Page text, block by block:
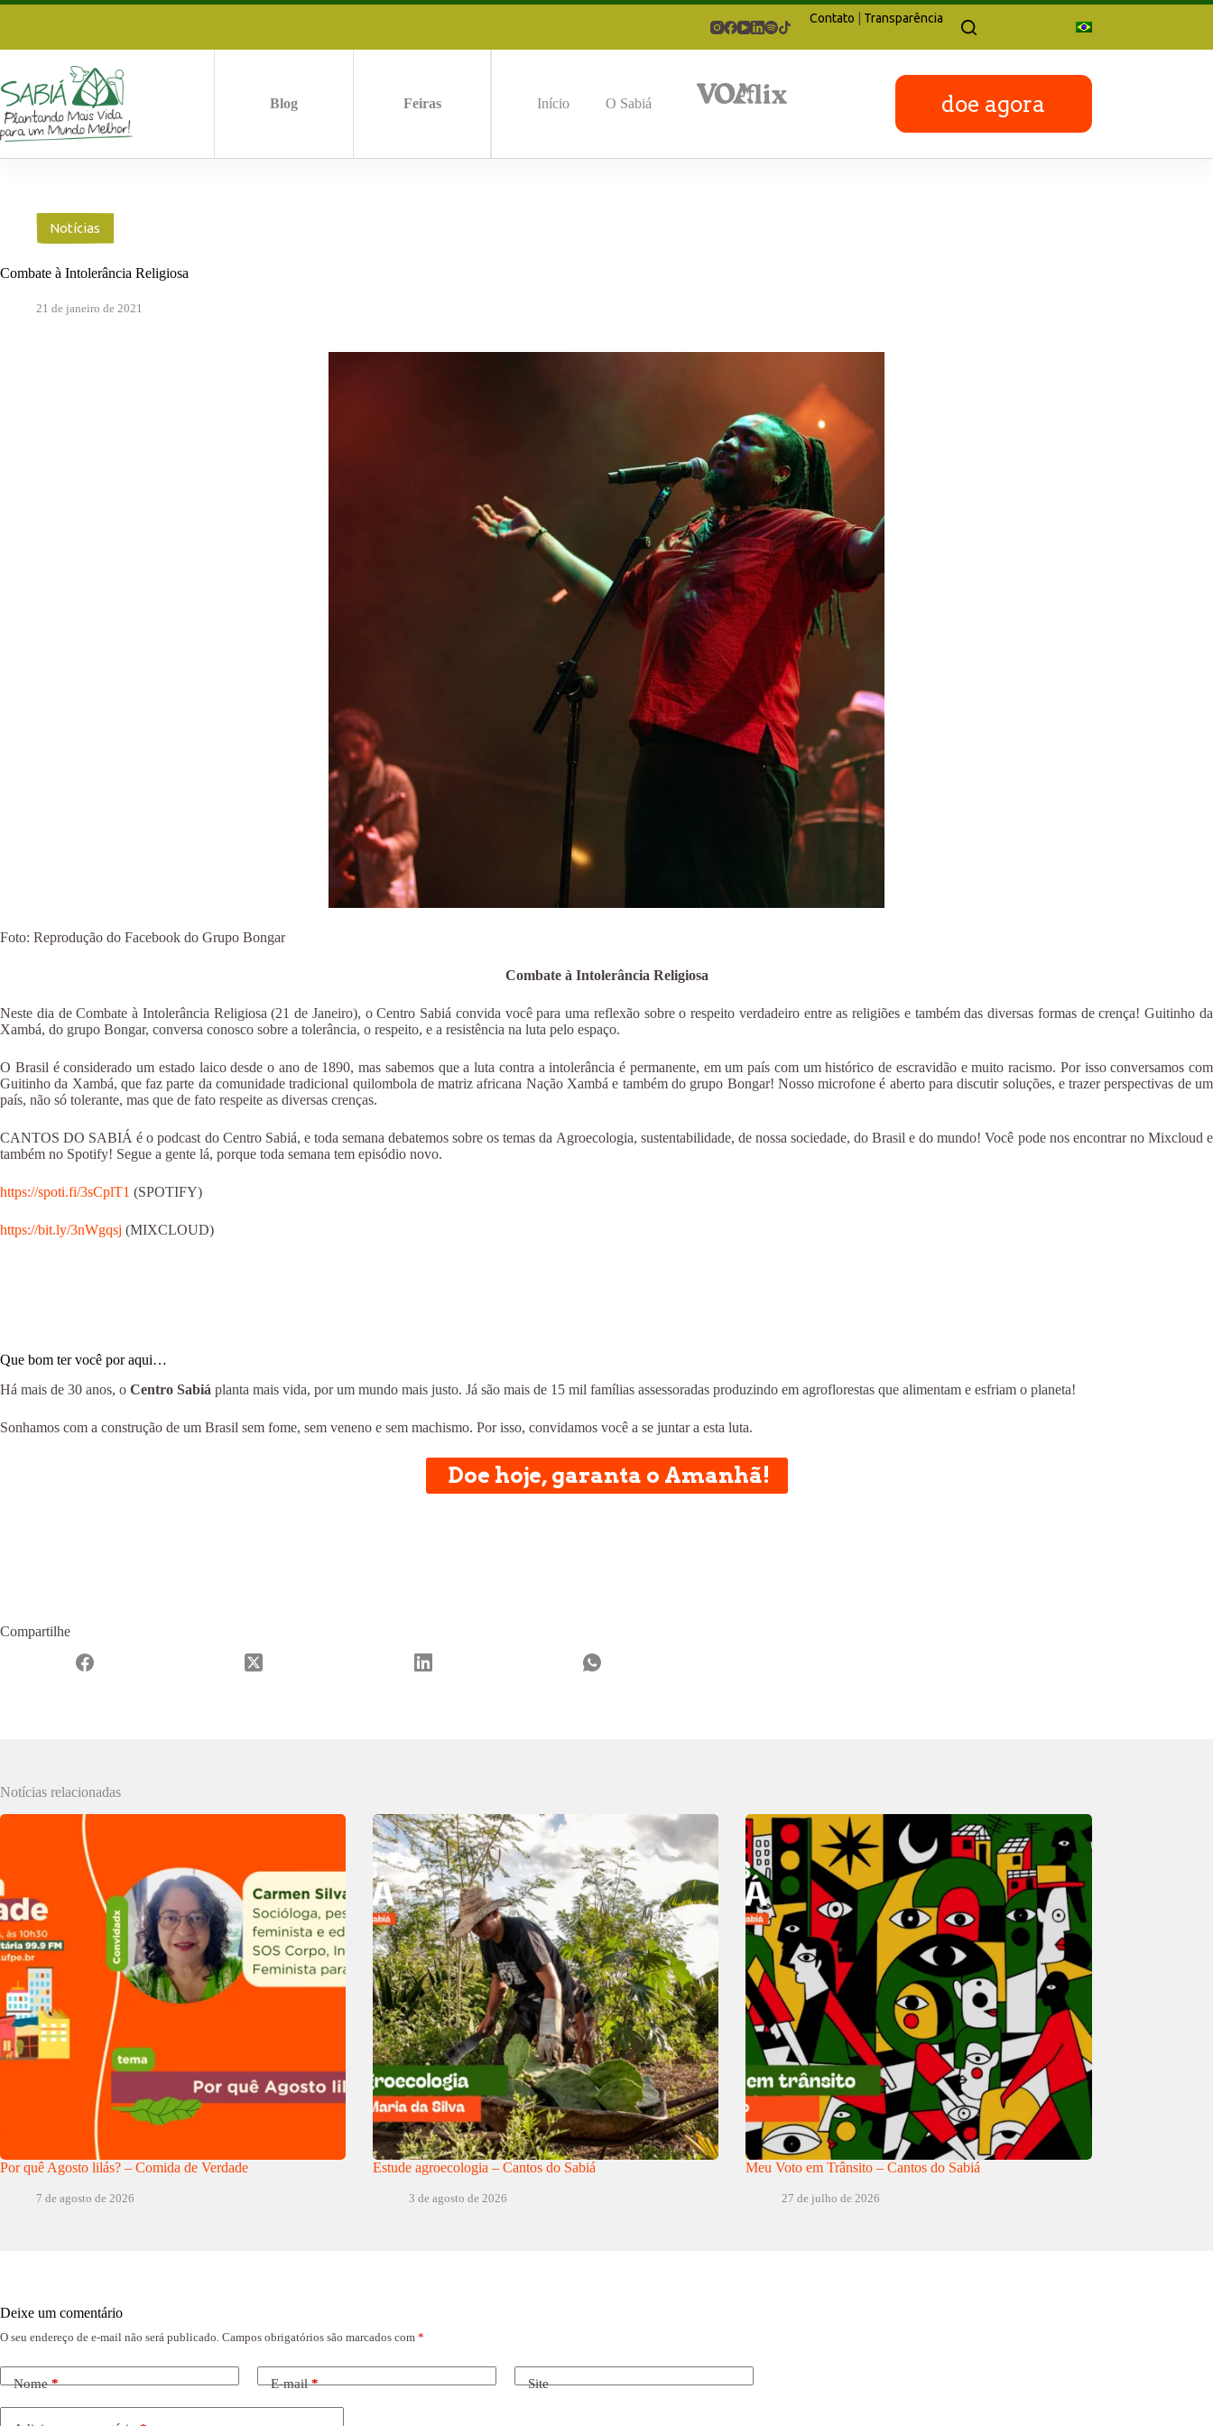
Pular
Contato | Transparência
Blog Feiras Início O Sabiá doe agora
Notícias
Combate à Intolerância Religiosa
21 de janeiro de 2021
Foto: Reprodução do Facebook do Grupo Bongar
Combate à Intolerância Religiosa
Neste dia de Combate à Intolerância Religiosa (21 de Janeiro), o Centro Sabiá convida você para uma reflexão sobre o respeito verdadeiro entre as religiões e também das diversas formas de crença! Guitinho da
Xambá, do grupo Bongar, conversa conosco sobre a tolerância, o respeito, e a resistência na luta pelo espaço.
O Brasil é considerado um estado laico desde o ano de 1890, mas sabemos que a luta contra a intolerância é permanente, em um país com um histórico de escravidão e muito racismo. Por isso conversamos com
Guitinho da Xambá, que faz parte da comunidade tradicional quilombola de matriz africana Nação Xambá e também do grupo Bongar! Nosso microfone é aberto para discutir soluções, e trazer perspectivas de um
país, não só tolerante, mas que de fato respeite as diversas crenças.
CANTOS DO SABIÁ é o podcast do Centro Sabiá, e toda semana debatemos sobre os temas da Agroecologia, sustentabilidade, de nossa sociedade, do Brasil e do mundo! Você pode nos encontrar no Mixcloud e
também no Spotify! Segue a gente lá, porque toda semana tem episódio novo.
https://spoti.fi/3sCplT1 (SPOTIFY)
https://bit.ly/3nWgqsj (MIXCLOUD)
Que bom ter você por aqui…
Há mais de 30 anos, o Centro Sabiá planta mais vida, por um mundo mais justo. Já são mais de 15 mil famílias assessoradas produzindo em agroflorestas que alimentam e esfriam o planeta!
Sonhamos com a construção de um Brasil sem fome, sem veneno e sem machismo. Por isso, convidamos você a se juntar a esta luta.
Doe hoje, garanta o Amanhã!
Compartilhe
Notícias relacionadas
Por quê Agosto lilás? – Comida de Verdade
7 de agosto de 2026
Estude agroecologia – Cantos do Sabiá
3 de agosto de 2026
Meu Voto em Trânsito – Cantos do Sabiá
27 de julho de 2026
Deixe um comentário
O seu endereço de e-mail não será publicado. Campos obrigatórios são marcados com *
Nome* E-mail* Site